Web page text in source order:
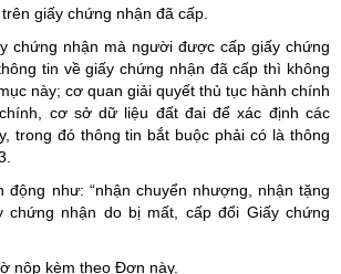
giấy chứng nhận đã cấp.
chứng nhận mà người được cấp giấy chứng
tin về giấy chứng nhận đã cấp thì không
này; cơ quan giải quyết thủ tục hành chính
cơ sở dữ liệu đất đai để xác định các
trong đó thông tin bắt buộc phải có là thông
động như: “nhận chuyển nhượng, nhận tặng
nhận do bị mất, cấp đổi Giấy chứng
nộp kèm theo Đơn này.